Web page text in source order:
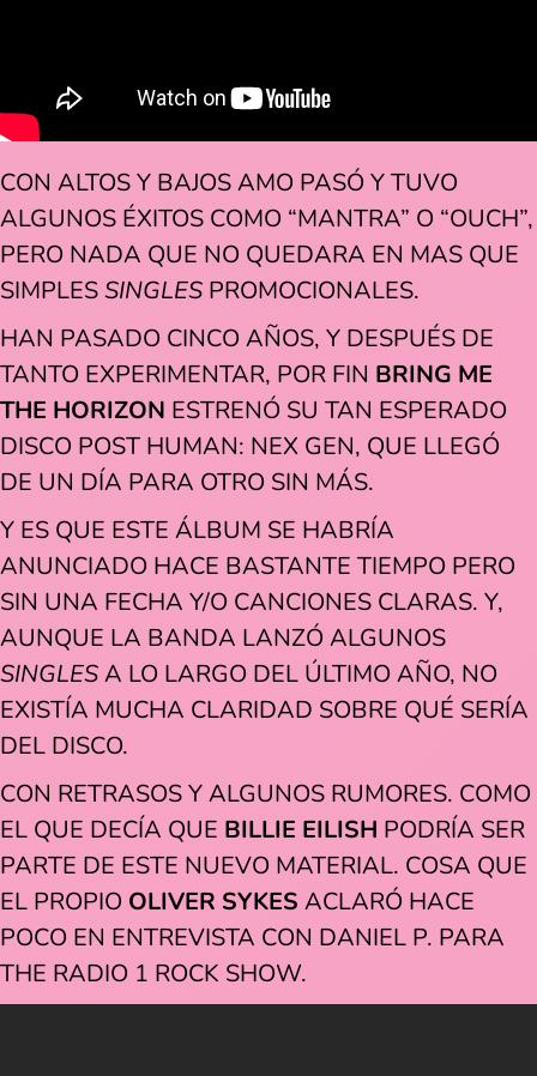
CON ALTOS Y BAJOS AMO PASÓ Y TUVO
ALGUNOS ÉXITOS COMO “MANTRA” O “OUCH”,
PERO NADA QUE NO QUEDARA EN MAS QUE
SIMPLESSINGLES PROMOCIONALES.
HAN PASADO CINCO AÑOS, Y DESPUÉS DE
TANTO EXPERIMENTAR, POR FIN BRING ME
THE HORIZON ESTRENÓ SU TAN ESPERADO
DISCO POST HUMAN: NEX GEN, QUE LLEGÓ
DE UN DÍA PARA OTRO SIN MÁS.
Y ES QUE ESTE ÁLBUM SE HABRÍA
ANUNCIADO HACE BASTANTE TIEMPO PERO
SIN UNA FECHA Y/O CANCIONES CLARAS. Y,
AUNQUE LA BANDA LANZÓ ALGUNOS
SINGLESA LO LARGO DEL ÚLTIMO AÑO, NO
EXISTÍA MUCHA CLARIDAD SOBRE QUÉ SERÍA
DEL DISCO.
CON RETRASOS Y ALGUNOS RUMORES. COMO
EL QUE DECÍA QUE BILLIE EILISH PODRÍA SER
PARTE DE ESTE NUEVO MATERIAL. COSA QUE
EL PROPIO OLIVER SYKES ACLARÓ HACE
POCO EN ENTREVISTA CON DANIEL P. PARA
THE RADIO 1 ROCK SHOW.